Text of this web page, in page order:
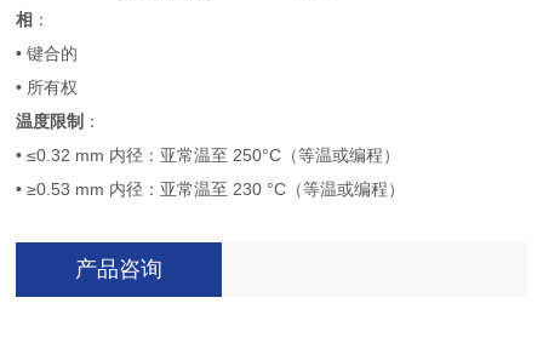
相 ：
• 键合的
• 所有权
温度限制 ：
• ≤0.32 mm 内径：亚常温至 250°C（等温或编程）
• ≥0.53 mm 内径：亚常温至 230 °C（等温或编程）
产品咨询